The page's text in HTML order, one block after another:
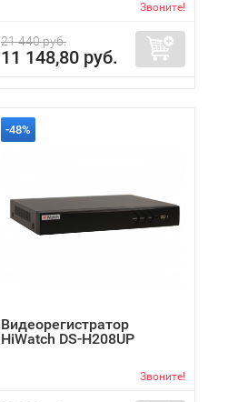
Звоните!
21 440 руб.
11 148,80 руб.
-48%
Видеорегистратор
HiWatch DS-H208UP
Звоните!